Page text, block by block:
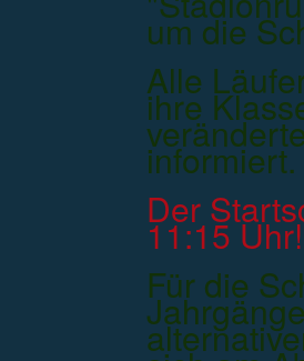
um die
Alle
ihre
informiert.
Der
11:15 Uhr!
Für die